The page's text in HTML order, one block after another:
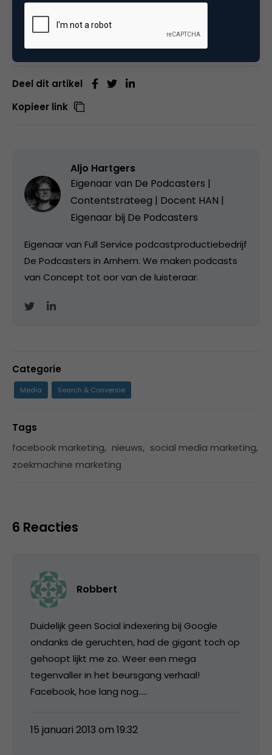
kom dus zeker terug of volgMarketingfacts op
Facebook!
Deel dit artikel
Kopieer link
Aljo Hartgers
Eigenaar van De Podcasters |
Contentstrateeg | Docent HAN |
Eigenaar bij De Podcasters
Eigenaar van Full Service podcastproductiebedrijf
De Podcasters in Arnhem. We maken podcasts
van Concept tot oor van de luisteraar.
Categorie
Media Search & Conversie
Tags
facebook marketing, nieuws, social media marketing,
zoekmachine marketing
6 Reacties
Robbert
Duidelijk geen Social indexering bij Google
ondanks de geruchten, had de gigant toch op
gehoopt lijkt me zo. Weer een mega
tegenvaller in het beursgang verhaal!
Facebook, hoe lang nog…..
15 januari 2013 om 19:32